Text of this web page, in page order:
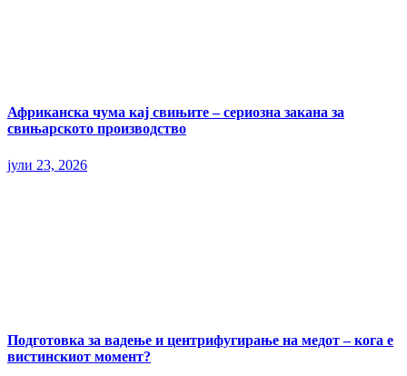
Африканска чума кај свињите – сериозна закана за
свињарското производство
јули 23, 2026
Подготовка за вадење и центрифугирање на медот – кога е
вистинскиот момент?